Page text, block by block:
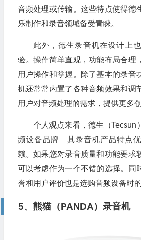
音频处理或传输。这些特点使得德
乐制作和录音领域备受青睐。
此外，德生录音机在设计上
验。操作简单直观，功能布局合理
用户操作和掌握。除了基本的录音
机还常常内置了各种音频效果和调
用户对音频处理的需求，提供更多创
个人观点来看，德生（Tecsun
频设备品牌，其录音机产品特点
赖。如果您对录音质量和功能要求
可以考虑作为一个不错的选择。同
誉和用户评价也是选购音频设备时
5、熊猫（PANDA）录音机